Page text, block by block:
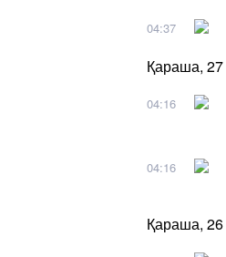
04:37
Қараша, 27
04:16
04:16
Қараша, 26